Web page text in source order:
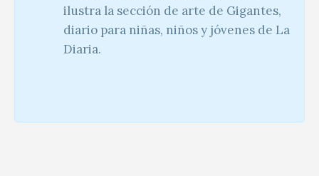
ilustra la sección de arte de Gigantes,
diario para niñas, niños y jóvenes de La
Diaria.